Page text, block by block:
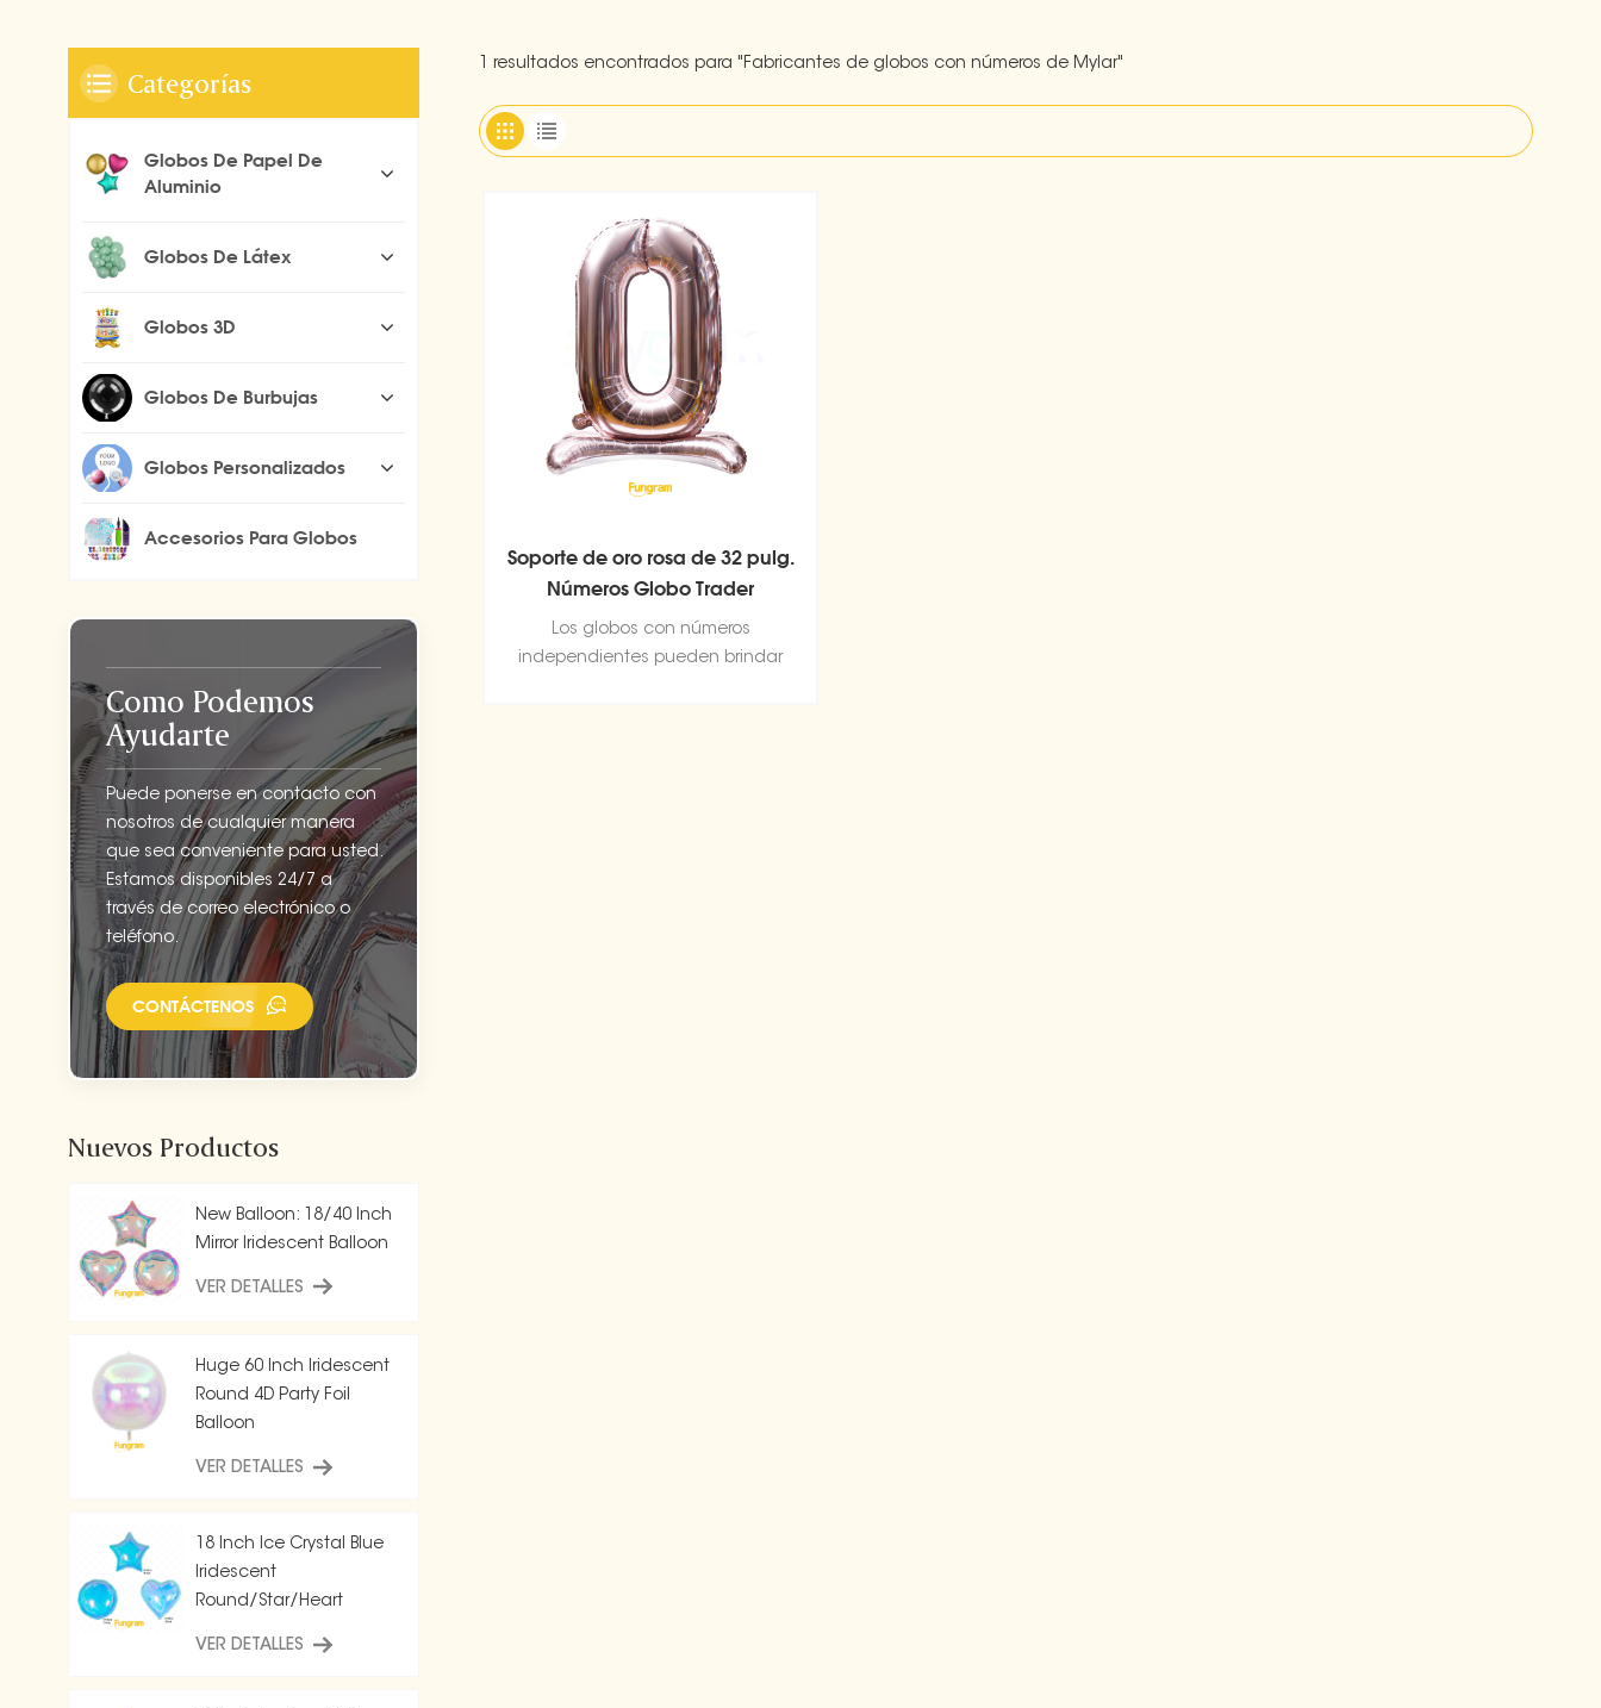
1 resultados encontrados para "Fabricantes de globos con números de Mylar"
Soporte de oro rosa de 32 pulg.
Números Globo Trader
Los globos con números
independientes pueden brindar
Categorías
Globos De Papel De
Aluminio
Globos De Látex
Globos 3D
Globos De Burbujas
Globos Personalizados
Accesorios Para Globos
Como Podemos
Ayudarte
Puede ponerse en contacto con
nosotros de cualquier manera
que sea conveniente para usted.
Estamos disponibles 24/7 a
través de correo electrónico o
teléfono.
CONTÁCTENOS
Nuevos Productos
New Balloon: 18/40 Inch
Mirror Iridescent Balloon
VER DETALLES
Huge 60 Inch Iridescent
Round 4D Party Foil
Balloon
VER DETALLES
18 Inch Ice Crystal Blue
Iridescent
Round/Star/Heart
VER DETALLES